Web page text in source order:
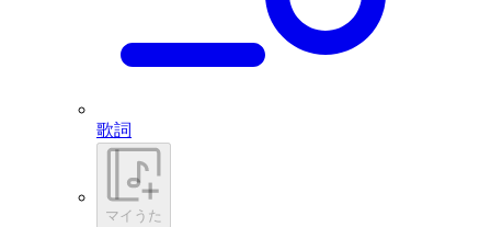
歌詞
マイうた